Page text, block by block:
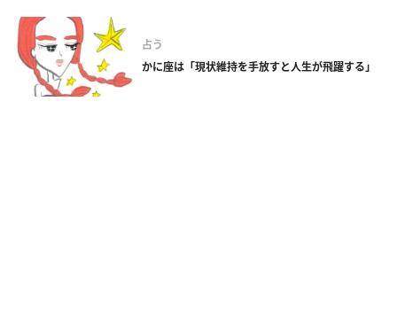
占う
かに座は「現状維持を手放すと人生が飛躍する」